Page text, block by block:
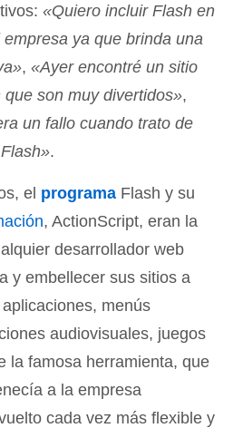
«Quiero incluir Flash en
ya que brinda una
, «Ayer encontré un sitio
son muy divertidos»,
un fallo cuando trato de
.
el programa Flash y su
, ActionScript, eran la
desarrollador web
y embellecer sus sitios a
menús
audiovisuales, juegos
la famosa herramienta, que
a la empresa
cada vez más flexible y